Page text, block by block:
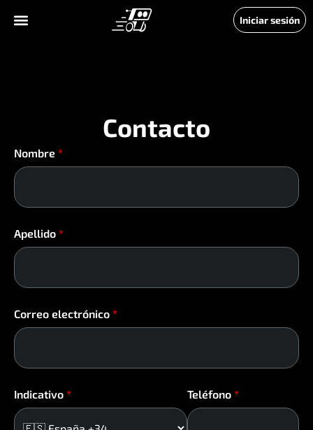
Iniciar sesión
Contacto
Nombre *
Apellido *
Correo electrónico *
Indicativo * Teléfono *